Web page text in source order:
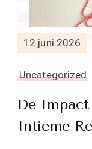
12 juni 2026
Uncategorized
De
Intieme